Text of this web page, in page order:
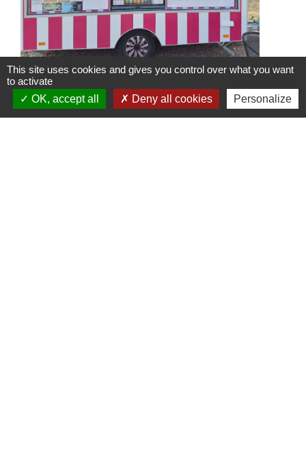
Food Truck l'Authentique à
l'Arboretum
Le Food Truck L'Authentique s'installe à
l'aire de détente et de loisirs de
This site uses cookies and gives you control over what you want
to activate
OK, accept all
Deny all cookies Personalize